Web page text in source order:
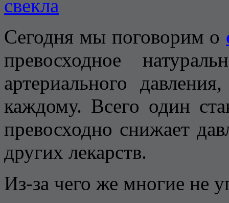
Сегодня мы поговорим о
превосходное
артериального
каждому. Всего один
превосходно снижает
других лекарств.
Из-за чего же многие не